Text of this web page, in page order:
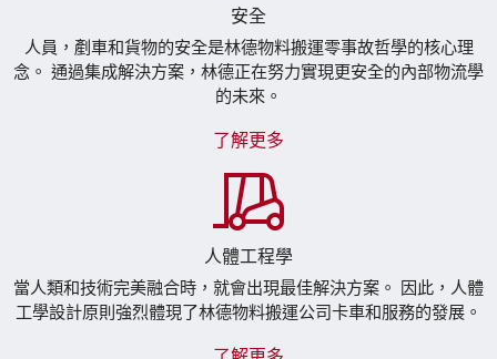
安全
人員，剷車和貨物的安全是林德物料搬運零事故哲學的核心理
念。 通過集成解決方案，林德正在努力實現更安全的內部物流學
的未來。
了解更多
人體工程學
當人類和技術完美融合時，就會出現最佳解決方案。 因此，人體
工學設計原則強烈體現了林德物料搬運公司卡車和服務的發展。